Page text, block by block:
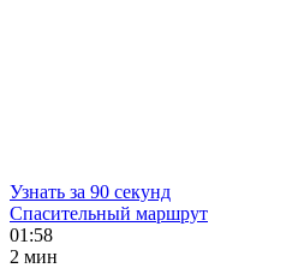
Узнать за 90 секунд
Спасительный маршрут
01:58
2 мин